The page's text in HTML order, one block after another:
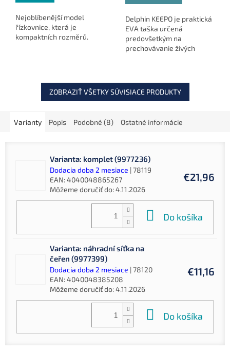
Nejoblíbenější model
řízkovnice, která je
kompaktních rozměrů.
Delphin KEEPO je praktická
EVA taška určená
predovšetkým na
prechovávanie živých
ZOBRAZIŤ VŠETKY SÚVISIACE PRODUKTY
Varianty Popis Podobné (8) Ostatné informácie
Varianta: komplet (9977236)
Dodacia doba 2 mesiace | 78119
EAN:4040048865267
Môžeme doručiť do:4.11.2026
€21,96
Do košíka
Varianta: náhradní síťka na
čeřen (9977399)
Dodacia doba 2 mesiace | 78120
EAN:4040048385208
Môžeme doručiť do:4.11.2026
€11,16
Do košíka